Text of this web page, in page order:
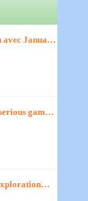
January,
games